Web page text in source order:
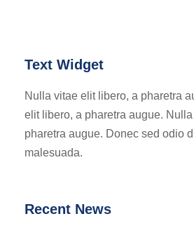
Text Widget
Nulla vitae elit libero, a pharetra
elit libero, a pharetra augue.
pharetra augue. Donec sed odio
malesuada.
Recent News